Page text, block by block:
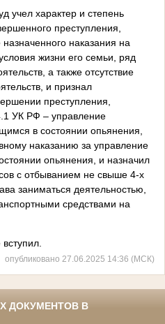
учел характер и степень
преступления,
наказания на
жизни его семьи, ряд
а также отсутствие
и признал
преступления,
УК РФ – управление
в состоянии опьянения,
наказанию за управление
опьянения, и назначил
с отбыванием не свыше 4-х
заниматься деятельностью,
средствами на
опубликовано 27.06.2025 14:36 (МСК)
ДОКУМЕНТОВ В